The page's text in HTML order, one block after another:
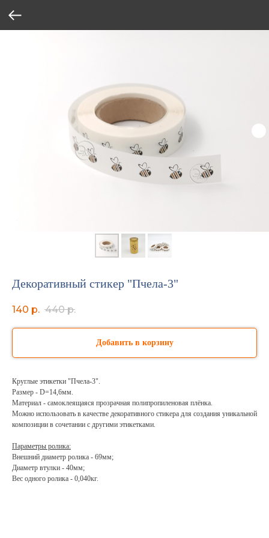
Декоративный стикер "Пчела-3"
140 р. 440 р.
Добавить в корзину
Круглые этикетки "Пчела-3".
Размер - D=14,6мм.
Материал - самоклеящаяся прозрачная полипропиленовая плёнка.
Можно использовать в качестве декоративного стикера для создания уникальной
композиции в сочетании с другими этикетками.
Параметры ролика:
Внешний диаметр ролика - 69мм;
Диаметр втулки - 40мм;
Вес одного ролика - 0,040кг.